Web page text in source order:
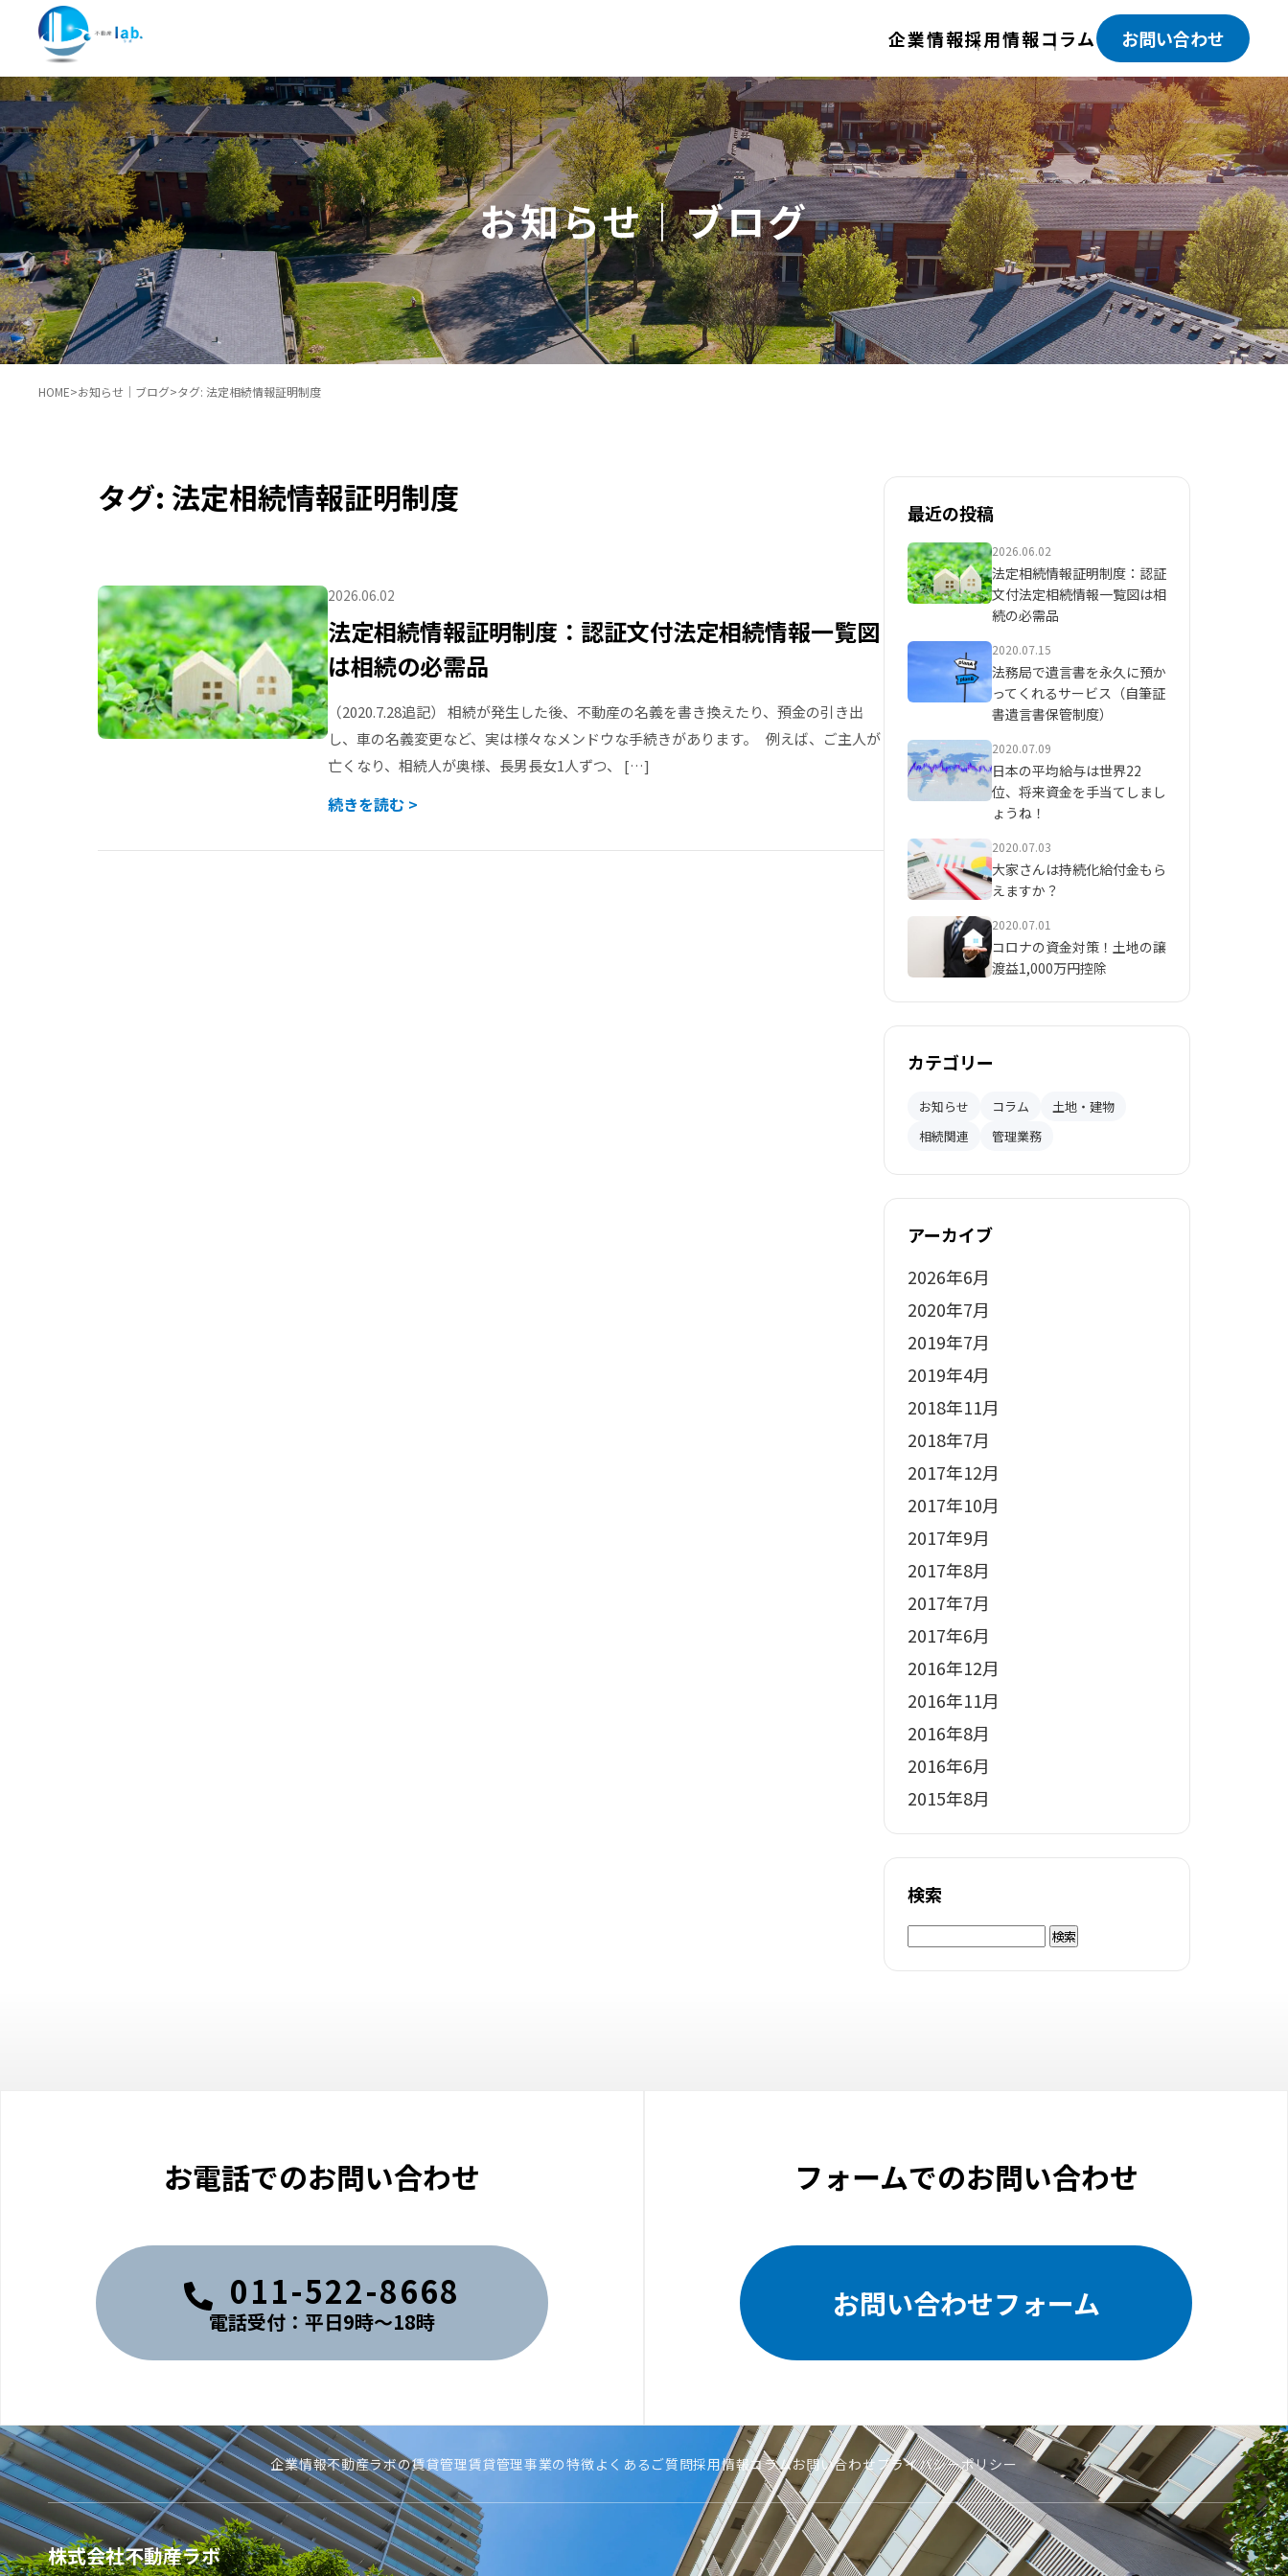
企業情報採用情報コラム お問い合わせ
お知らせ｜ブログ
HOME>お知らせ｜ブログ>タグ: 法定相続情報証明制度
タグ: 法定相続情報証明制度
2026.06.02
法定相続情報証明制度：認証文付法定相続情報一覧図
は相続の必需品
（2020.7.28追記） 相続が発生した後、不動産の名義を書き換えたり、預金の引き出
し、車の名義変更など、実は様々なメンドウな手続きがあります。 例えば、ご主人が
亡くなり、相続人が奥様、長男長女1人ずつ、 […]
続きを読む >
最近の投稿
2026.06.02
法定相続情報証明制度：認証
文付法定相続情報一覧図は相
続の必需品
2020.07.15
法務局で遺言書を永久に預か
ってくれるサービス（自筆証
書遺言書保管制度）
2020.07.09
日本の平均給与は世界22
位、将来資金を手当てしまし
ょうね！
2020.07.03
大家さんは持続化給付金もら
えますか？
2020.07.01
コロナの資金対策！土地の譲
渡益1,000万円控除
カテゴリー
お知らせ コラム
土地・建物
相続関連
管理業務
アーカイブ
2026年6月
2020年7月
2019年7月
2019年4月
2018年11月
2018年7月
2017年12月
2017年10月
2017年9月
2017年8月
2017年7月
2017年6月
2016年12月
2016年11月
2016年8月
2016年6月
2015年8月
検索
検
お電話でのお問い合わせ
011-522-8668
電話受付：平日9時〜18時
フォームでのお問い合わせ
お問い合わせフォーム
企業情報不動産ラボの賃貸管理賃貸管理事業の特徴よくあるご質問採用情報コラムお問い合わせ プライバシーポリシー
株式会社不動産ラボ